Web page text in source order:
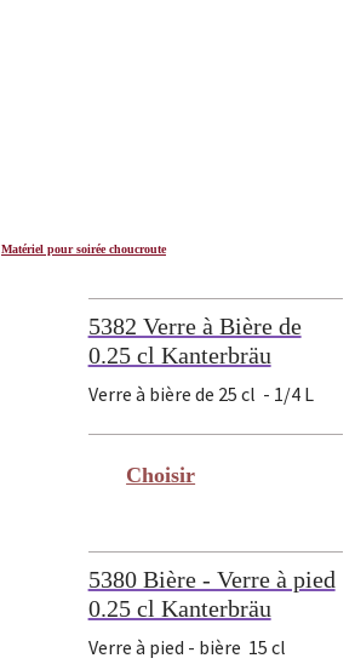
Matériel pour soirée choucroute
5382 Verre à Bière de
0.25 cl Kanterbräu
Verre à bière de 25 cl - 1/4 L
5380 Bière - Verre à pied
0.25 cl Kanterbräu
Verre à pied - bière 15 cl